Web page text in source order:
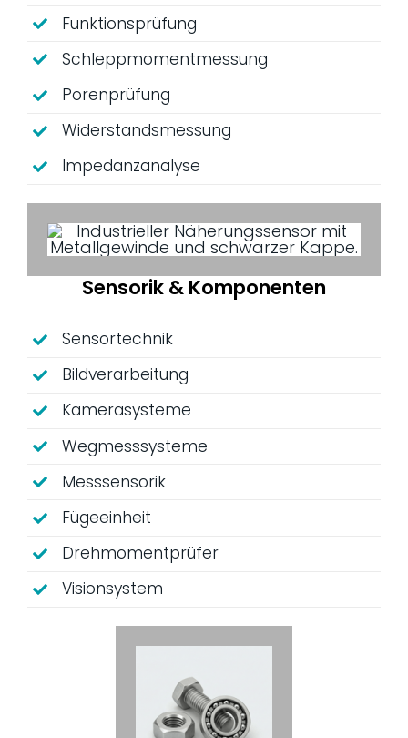
Funktionsprüfung
Schleppmomentmessung
Porenprüfung
Widerstandsmessung
Impedanzanalyse
Sensorik & Komponenten
Sensortechnik
Bildverarbeitung
Kamerasysteme
Wegmesssysteme
Messsensorik
Fügeeinheit
Drehmomentprüfer
Visionsystem